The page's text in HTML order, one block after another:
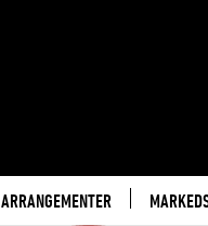
ARRANGEMENTER